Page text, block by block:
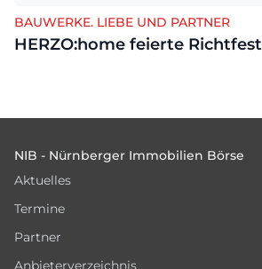
BAUWERKE. LIEBE UND PARTNER
HERZO:home feierte Richtfest
NIB - Nürnberger Immobilien Börse
Aktuelles
Termine
Partner
Anbieterverzeichnis